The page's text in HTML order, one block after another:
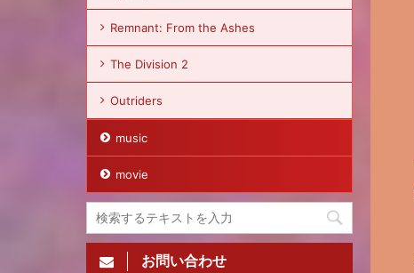
Remnant: From the Ashes
The Division 2
Outriders
music
movie
お問い合わせ